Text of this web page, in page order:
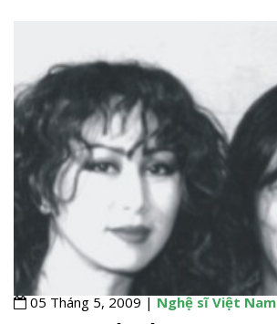
05 Tháng 5, 2009 |Nghệ sĩ Việt Nam